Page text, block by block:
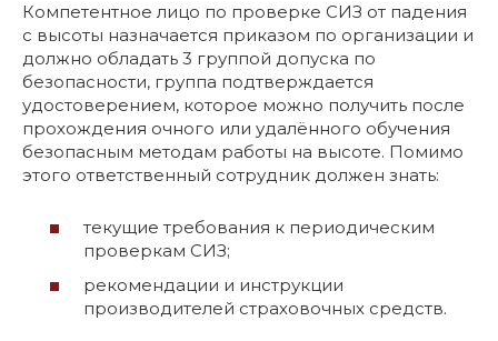
Компетентное лицо по проверке СИЗ от падения
с высоты назначается приказом по организации и
должно обладать 3 группой допуска по
безопасности, группа подтверждается
удостоверением, которое можно получить после
прохождения очного или удалённого обучения
безопасным методам работы на высоте. Помимо
этого ответственный сотрудник должен знать:
текущие требования к периодическим
проверкам СИЗ;
рекомендации и инструкции
производителей страховочных средств.